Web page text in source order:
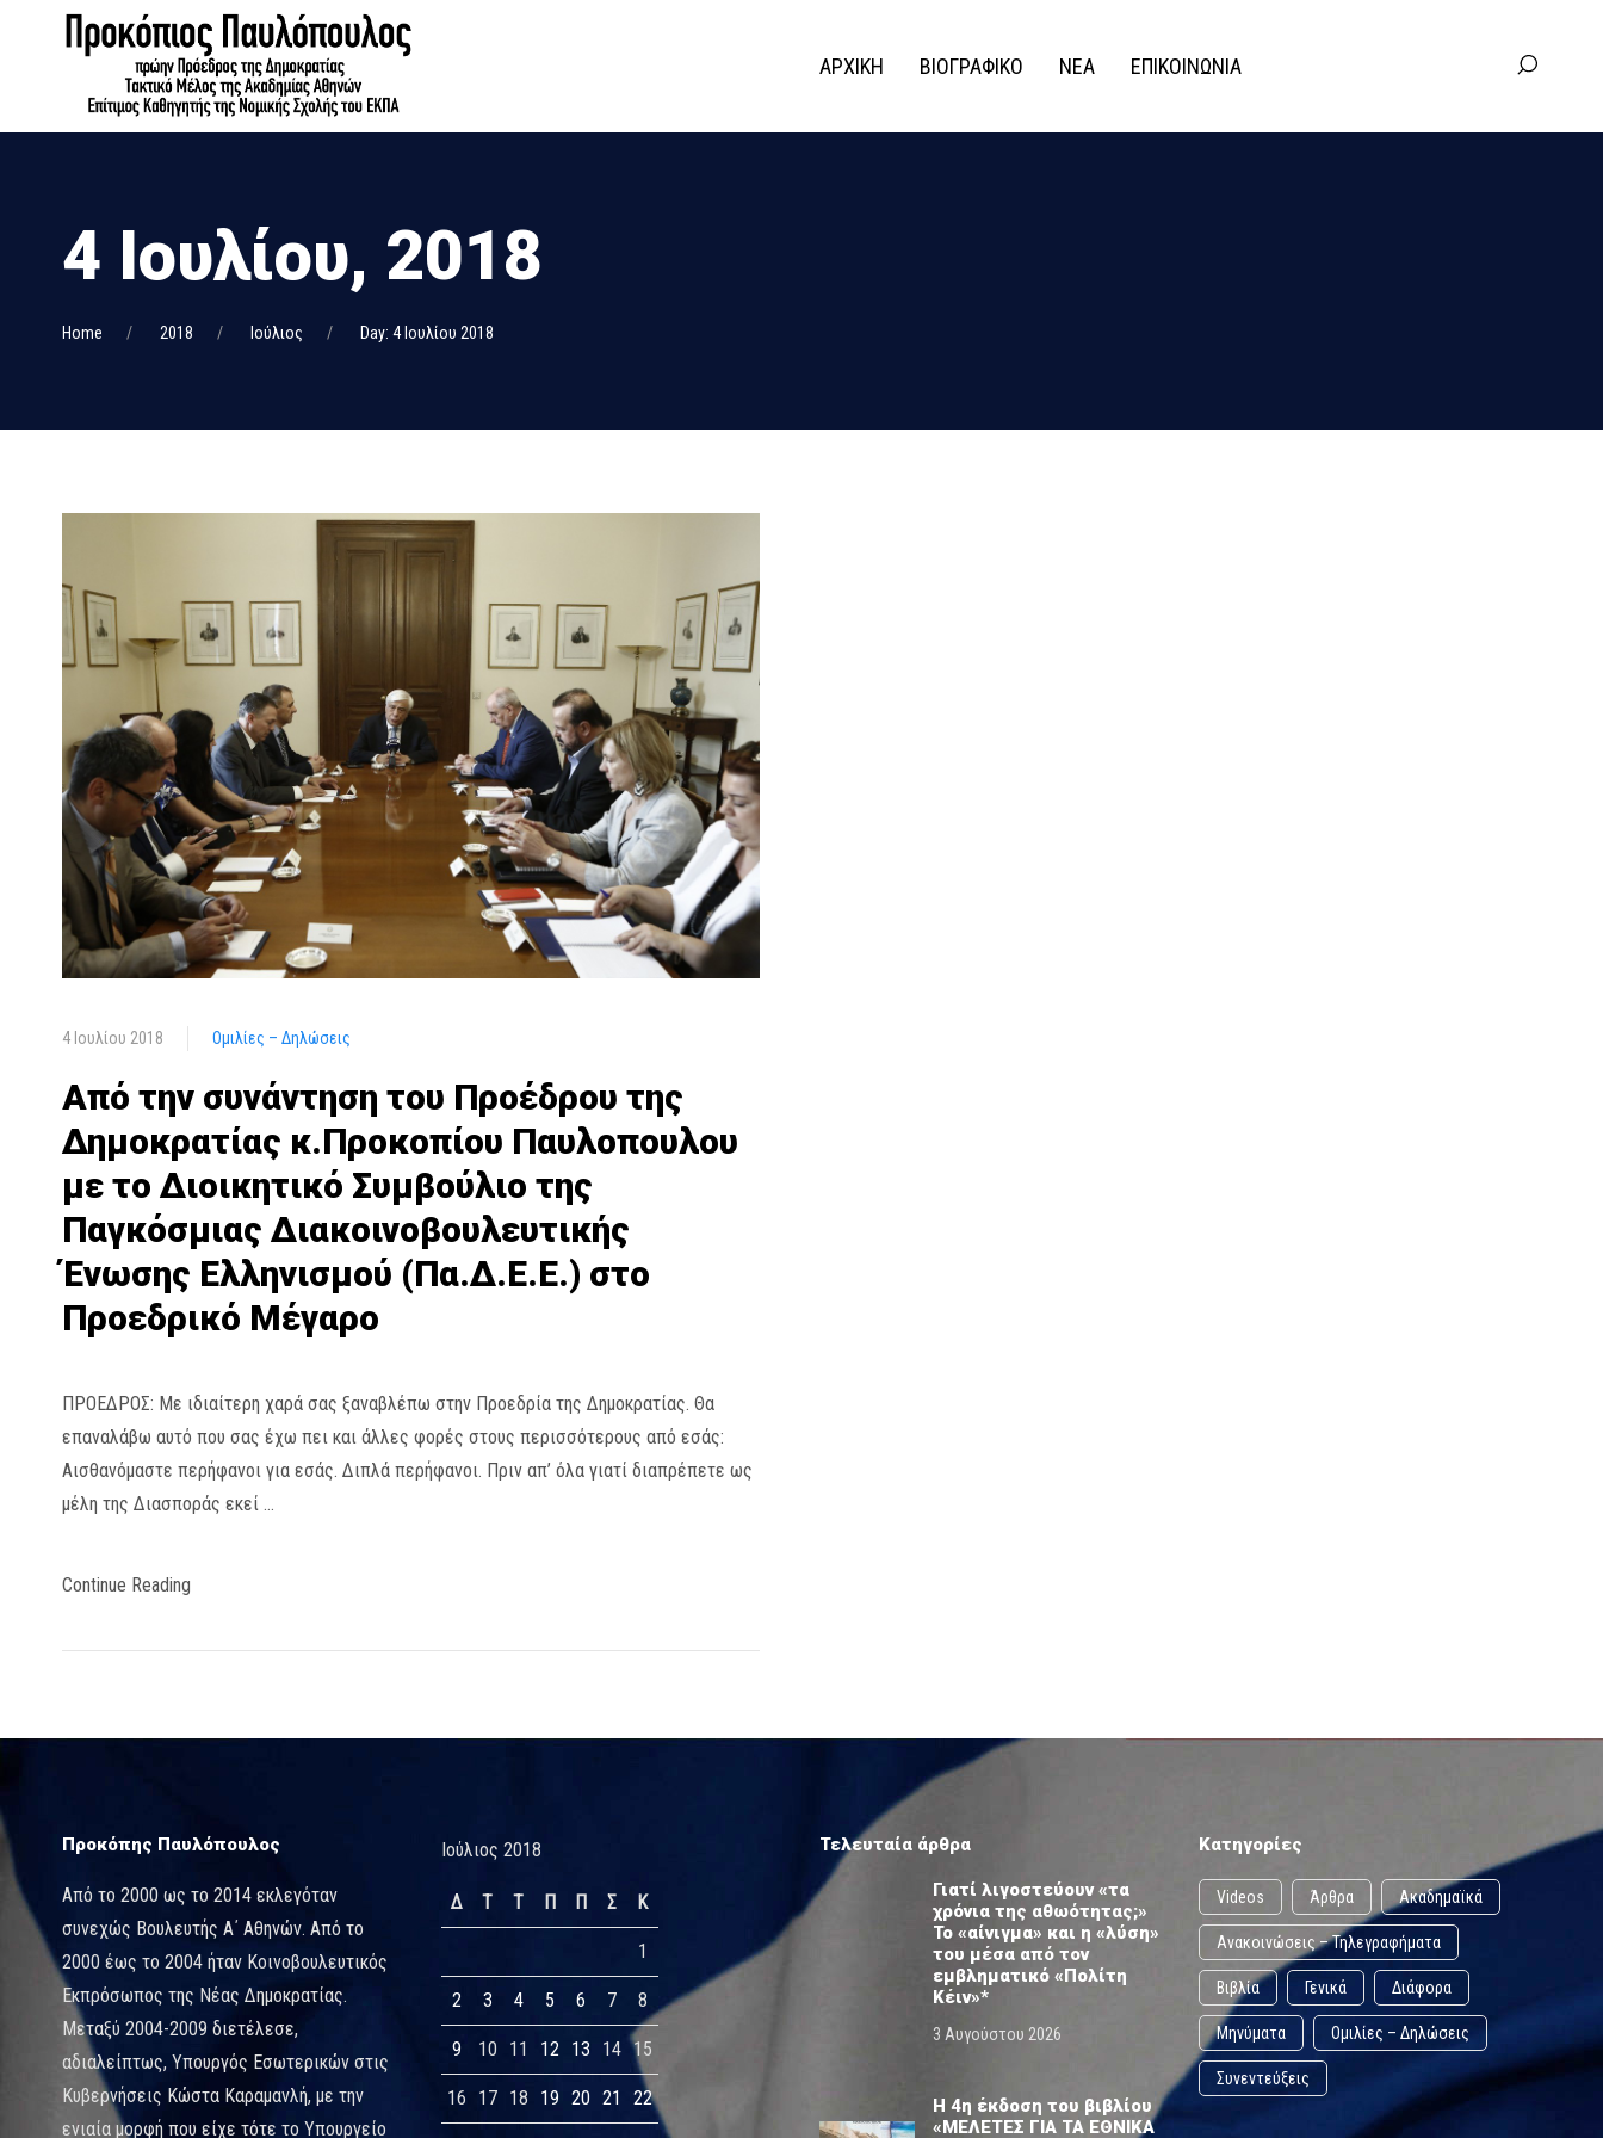
ΑΡΧΙΚΗ ΒΙΟΓΡΑΦΙΚΟ ΝΕΑ ΕΠΙΚΟΙΝΩΝΙΑ
4 Ιουλίου, 2018
Home 2018 Ιούλιος Day: 4 Ιουλίου 2018
4 Ιουλίου 2018 Ομιλίες – Δηλώσεις
Από την συνάντηση του Προέδρου της
Δημοκρατίας κ.Προκοπίου Παυλοπουλου
με το Διοικητικό Συμβούλιο της
Παγκόσμιας Διακοινοβουλευτικής
Ένωσης Ελληνισμού (Πα.Δ.Ε.Ε.) στο
Προεδρικό Μέγαρο
ΠΡΟΕΔΡΟΣ: Με ιδιαίτερη χαρά σας ξαναβλέπω στην Προεδρία της Δημοκρατίας. Θα
επαναλάβω αυτό που σας έχω πει και άλλες φορές στους περισσότερους από εσάς:
Αισθανόμαστε περήφανοι για εσάς. Διπλά περήφανοι. Πριν απ’ όλα γιατί διαπρέπετε ως
μέλη της Διασποράς εκεί …
Continue Reading
Προκόπης Παυλόπουλος
Από το 2000 ως το 2014 εκλεγόταν
συνεχώς Βουλευτής Α΄ Αθηνών. Από το
2000 έως το 2004 ήταν Κοινοβουλευτικός
Εκπρόσωπος της Νέας Δημοκρατίας.
Μεταξύ 2004-2009 διετέλεσε,
αδιαλείπτως, Υπουργός Εσωτερικών στις
Κυβερνήσεις Κώστα Καραμανλή, με την
ενιαία μορφή που είχε τότε το Υπουργείο
Ιούλιος 2018
Δ Τ Τ Π Π Σ Κ
1
2 3 4 5 6 7 8
9 10 11 12 13 14 15
16 17 18 19 20 21 22
Τελευταία άρθρα
Γιατί λιγοστεύουν «τα
χρόνια της αθωότητας;»
Το «αίνιγμα» και η «λύση»
του μέσα από τον
εμβληματικό «Πολίτη
Κέιν»*
3 Αυγούστου 2026
Η 4η έκδοση του βιβλίου
«ΜΕΛΕΤΕΣ ΓΙΑ ΤΑ ΕΘΝΙΚΑ
Κατηγορίες
Videos Άρθρα Ακαδημαϊκά
Ανακοινώσεις – Τηλεγραφήματα
Βιβλία Γενικά Διάφορα
Μηνύματα Ομιλίες – Δηλώσεις
Συνεντεύξεις